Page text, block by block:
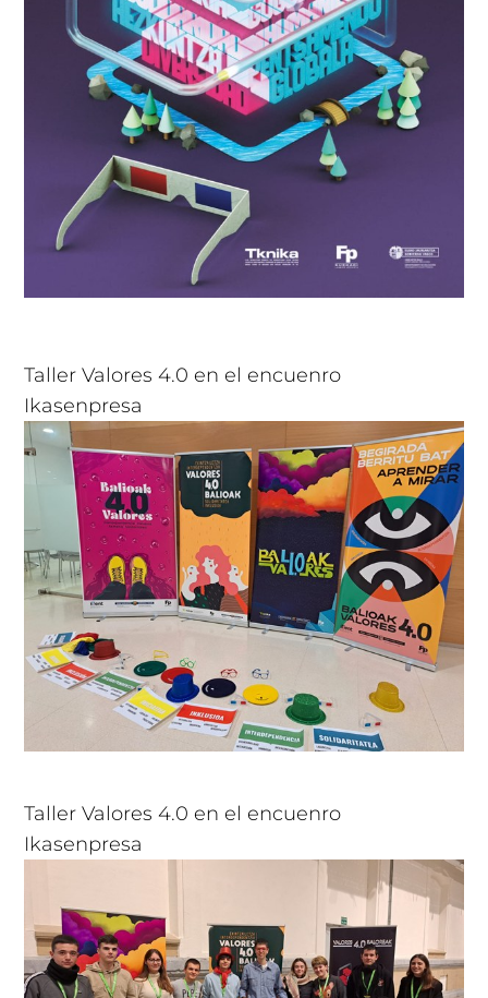
Taller Valores 4.0 en el encuenro
Ikasenpresa
Taller Valores 4.0 en el encuenro
Ikasenpresa